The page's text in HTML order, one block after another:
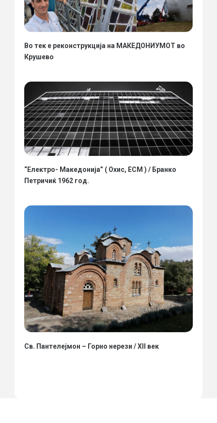
Во тек е реконструкција на МАКЕДОНИУМОТ во
Крушево
“Електро- Македонија” ( Охис, ЕСМ ) / Бранко
Петричиќ 1962 год.
Св. Пантелејмон – Горно нерези / XII век